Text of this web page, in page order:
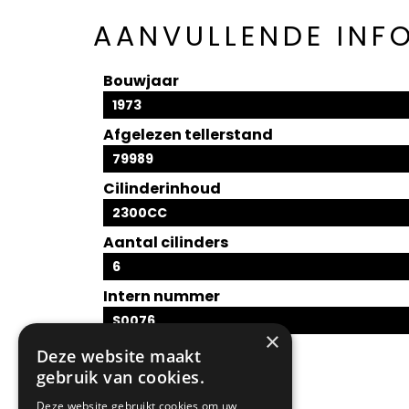
AANVULLENDE
Bouwjaar
1973
Afgelezen tellerstand
79989
Cilinderinhoud
2300CC
Aantal cilinders
6
Intern nummer
S0076
×
Deze website maakt
gebruik van cookies.
Deze website gebruikt cookies om uw